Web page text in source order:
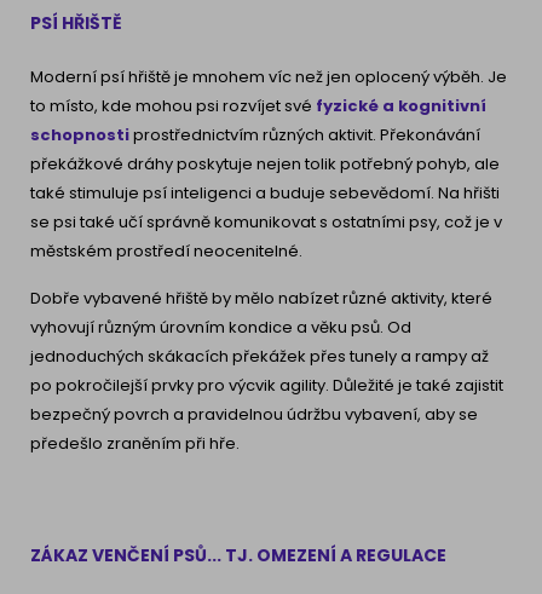
PSÍ HŘIŠTĚ
Moderní psí hřiště je mnohem víc než jen oplocený výběh. Je
to místo, kde mohou psi rozvíjet své fyzické a kognitivní
schopnostiprostřednictvím různých aktivit. Překonávání
překážkové dráhy poskytuje nejen tolik potřebný pohyb, ale
také stimuluje psí inteligenci a buduje sebevědomí. Na hřišti
se psi také učí správně komunikovat s ostatními psy, což je v
městském prostředí neocenitelné.
Dobře vybavené hřiště by mělo nabízet různé aktivity, které
vyhovují různým úrovním kondice a věku psů. Od
jednoduchých skákacích překážek přes tunely a rampy až
po pokročilejší prvky pro výcvik agility. Důležité je také zajistit
bezpečný povrch a pravidelnou údržbu vybavení, aby se
předešlo zraněním při hře.
ZÁKAZ VENČENÍ PSŮ... TJ. OMEZENÍ A REGULACE